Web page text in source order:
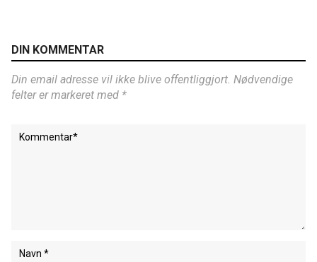
DIN KOMMENTAR
Din email adresse vil ikke blive offentliggjort. Nødvendige
felter er markeret med *